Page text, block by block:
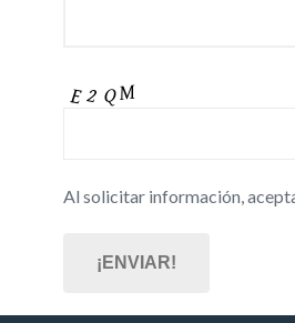
Al solicitar información,